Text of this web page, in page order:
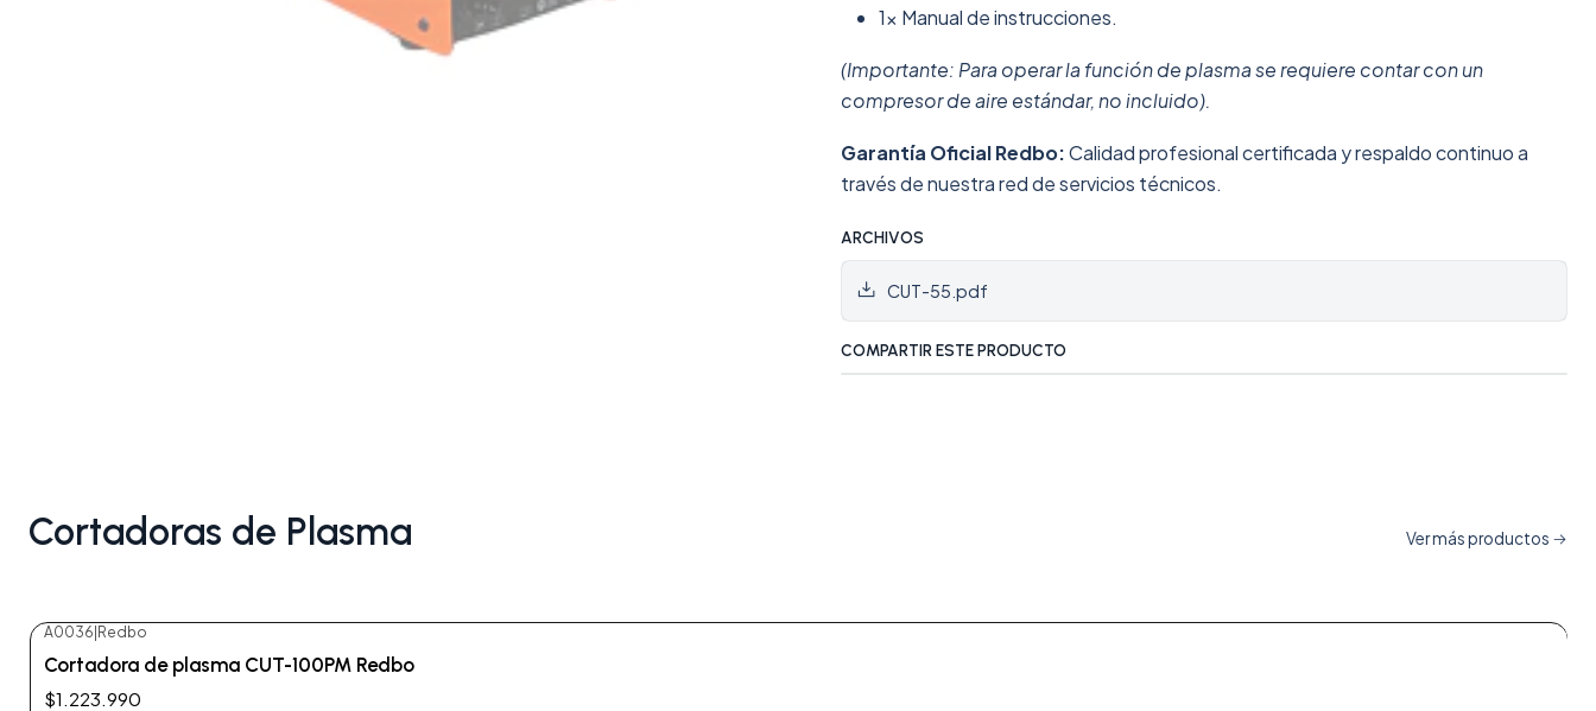
1x Manual de instrucciones.
(Importante: Para operar la función de plasma se requiere contar con un
compresor de aire estándar, no incluido).
Garantía Oficial Redbo:Calidad profesional certificada y respaldo continuo a
través de nuestra red de servicios técnicos.
ARCHIVOS
CUT-55.pdf
COMPARTIR ESTE PRODUCTO
Cortadoras de Plasma Ver más productos
A0036 Redbo
Cortadora de plasma CUT-100PM Redbo
$1.223.990